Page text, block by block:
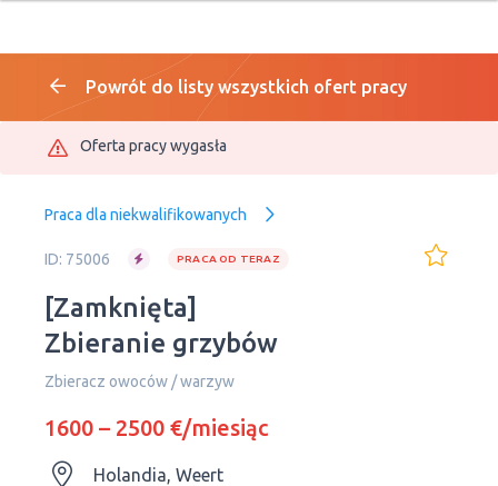
Powrót do listy wszystkich ofert pracy
Oferta pracy wygasła
Praca dla niekwalifikowanych
ID: 75006 PRACA OD TERAZ
[Zamknięta]
Zbieranie grzybów
Zbieracz owoców / warzyw
1600 – 2500 €/miesiąc
Holandia, Weert